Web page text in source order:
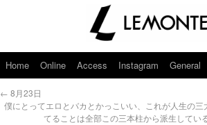
Home Online Access Instagram General
← 8月23日
僕にとってエロとバカとかっこいい、これが人生の三
てることは全部この三本柱から派生してい